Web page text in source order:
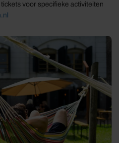
voor specifieke activiteiten